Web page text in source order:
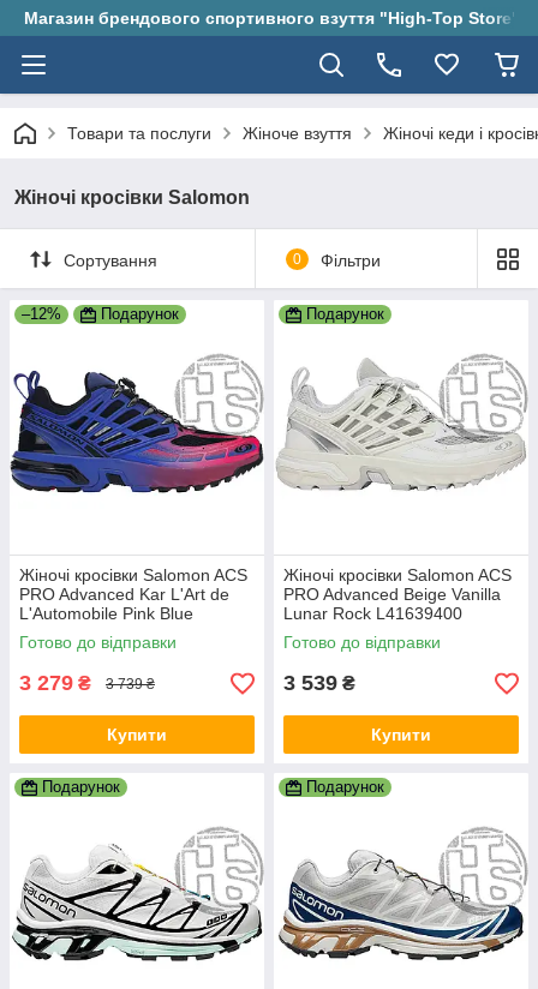
Магазин брендового спортивного взуття "High-Top Store"
Товари та послуги Жіноче взуття Жіночі кеди і
Жіночі кросівки Salomon
Сортування 0 Фільтри
–12% Подарунок
Жіночі кросівки Salomon ACS
PRO Advanced Kar L'Art de
L'Automobile Pink Blue
ALL12619
Готово до відправки
3 279 ₴ 3 739 ₴
Купити
Подарунок
Жіночі кросівки Salomon ACS
PRO Advanced Beige Vanilla
Lunar Rock L41639400
Готово до відправки
3 539 ₴
Купити
Подарунок Подарунок